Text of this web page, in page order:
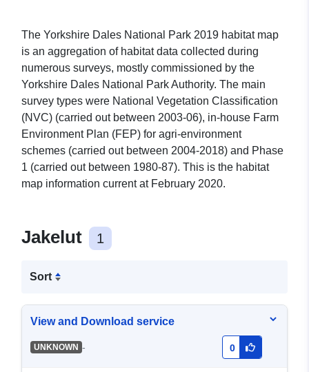
The Yorkshire Dales National Park 2019 habitat map
is an aggregation of habitat data collected during
numerous surveys, mostly commissioned by the
Yorkshire Dales National Park Authority. The main
survey types were National Vegetation Classification
(NVC) (carried out between 2003-06), in-house Farm
Environment Plan (FEP) for agri-environment
schemes (carried out between 2004-2018) and Phase
1 (carried out between 1980-87). This is the habitat
map information current at February 2020.
Jakelut 1
Sort
View and Download service
UNKNOWN - 0